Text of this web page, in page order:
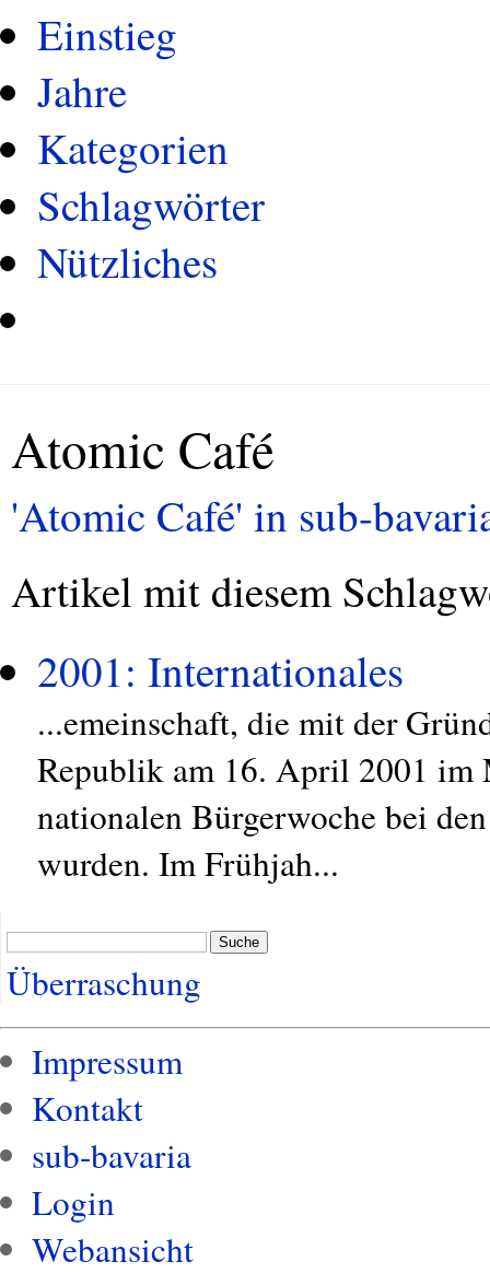
Einstieg
Jahre
Kategorien
Schlagwörter
Nützliches
Atomic Café
'Atomic Café' in sub-
Artikel mit diesem
2001: Internationales
...emeinschaft, die mit der
Republik am 16. April 2001 im
nationalen Bürgerwoche bei
wurden. Im Frühjah...
Suche
Überraschung
Impressum
Kontakt
sub-bavaria
Login
Webansicht